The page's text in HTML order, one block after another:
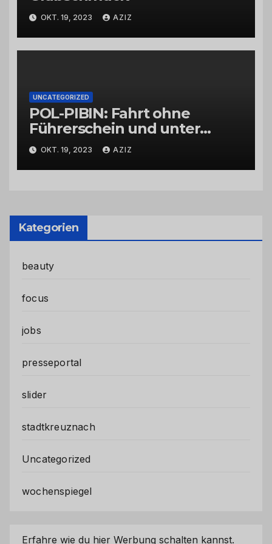
OKT. 19, 2023 AZIZ
UNCATEGORIZED
POL-PIBIN: Fahrt ohne
Führerschein und unter
Einfluss von Drogen
OKT. 19, 2023 AZIZ
Kategorien
beauty
focus
jobs
presseportal
slider
stadtkreuznach
Uncategorized
wochenspiegel
Erfahre wie du hier Werbung schalten kannst.